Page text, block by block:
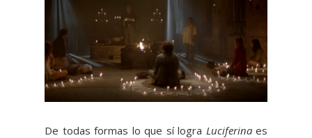
De todas formas lo que sí logra Luciferinaes